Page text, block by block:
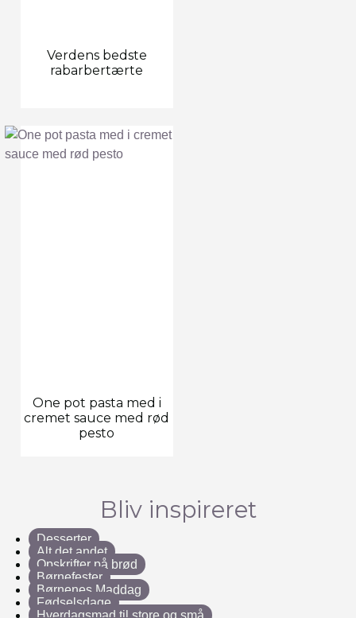
Verdens bedste
rabarbertærte
One pot pasta med i
cremet sauce med rød
pesto
Bliv inspireret
Desserter
Alt det andet
Opskrifter på brød
Børnefester
Børnenes Maddag
Fødselsdage